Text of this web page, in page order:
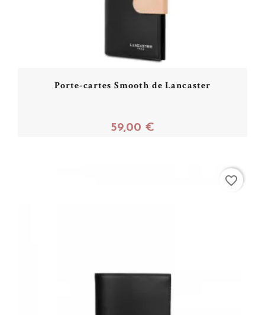
Porte-cartes Smooth de Lancaster
59,00 €
favorite_border